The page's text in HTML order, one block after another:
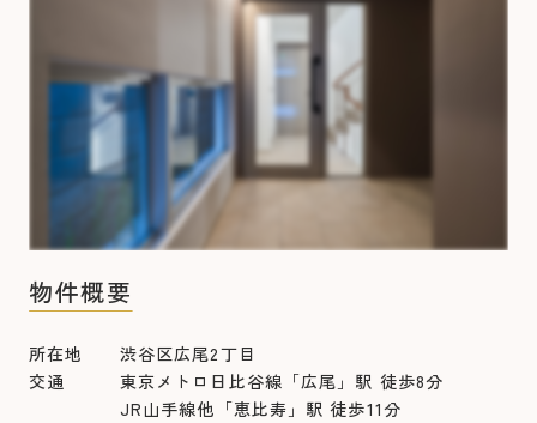
物件概要
所在地 渋谷区広尾2丁目
交通 東京メトロ日比谷線「広尾」駅 徒歩8分
JR山手線他「恵比寿」駅 徒歩11分